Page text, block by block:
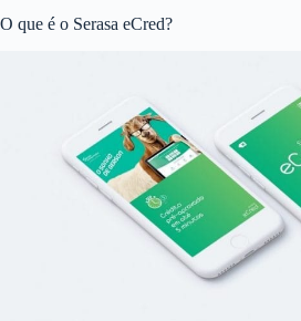
O que é o Serasa eCred?